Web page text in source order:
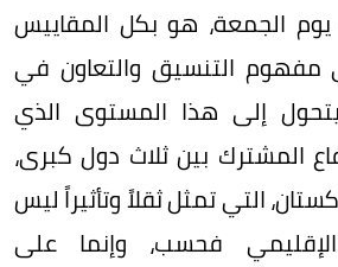
الجمعة، هو بكل المقاييس
التنسيق والتعاون في
إلى هذا المستوى الذي
المشترك بين ثلاث دول كبرى،
التي تمثل ثقلاً وتأثيراً ليس
فحسب، وإنما على